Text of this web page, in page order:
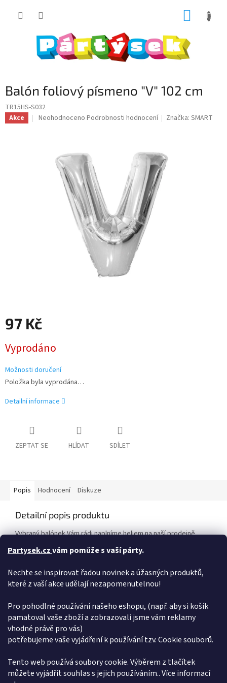
Partysek.czvám pomůže s vaší párty.
Nechte se inspirovat řadou novinek a úžasných produktů,
které z vaší akce udělají nezapomenutelnou!
Pro pohodlné používání našeho eshopu, (např. aby si košík
pamatoval vaše zboží a zobrazovali jsme vám reklamy
vhodné právě pro vás)
potřebujeme vaše vyjádření k používání tzv. Cookie souborů.
Tento web používá soubory cookie. Výběrem z tlačítek
můžete vyjádřit souhlas s jejich používáním.. Více informací
Balón foliový písmeno "V" 102 cm
TR15HS-S032
Akce
Průměrné
hvězdiček.
Neohodnoceno Podrobnosti hodnocení Značka:SMART
97 Kč
cena:
Vyprodáno
Možnosti doručení
Položka byla vyprodána…
Detailní informace
ZEPTAT SE HLÍDAT SDÍLET
Popis Hodnocení Diskuze
Detailní popis produktu
Vybraný balónek Vám rádi naplníme heliem na naší prodejně,
nádob plněných heliem. Máme pro Vás helium do balónků helium
hravě každý ! Takto naplněný balónek vydrží létat cca 7-10 dní a
dá se opakovaně plnit. Balonek lze nafouknout také vzduchem
Doplňkové parametry
Kategorie: Stříbrná písmena 115 cm.
EAN:
8053904664191